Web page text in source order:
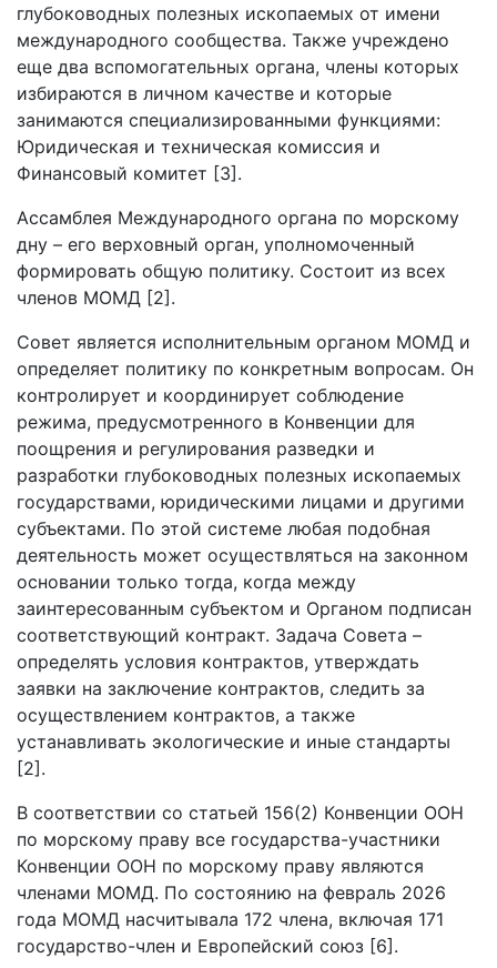
глубоководных полезных ископаемых от имени
международного сообщества. Также учреждено
еще два вспомогательных органа, члены которых
избираются в личном качестве и которые
занимаются специализированными функциями:
Юридическая и техническая комиссия и
Финансовый комитет [3].
Ассамблея Международного органа по морскому
дну – его верховный орган, уполномоченный
формировать общую политику. Состоит из всех
членов МОМД [2].
Совет является исполнительным органом МОМД и
определяет политику по конкретным вопросам. Он
контролирует и координирует соблюдение
режима, предусмотренного в Конвенции для
поощрения и регулирования разведки и
разработки глубоководных полезных ископаемых
государствами, юридическими лицами и другими
субъектами. По этой системе любая подобная
деятельность может осуществляться на законном
основании только тогда, когда между
заинтересованным субъектом и Органом подписан
соответствующий контракт. Задача Совета –
определять условия контрактов, утверждать
заявки на заключение контрактов, следить за
осуществлением контрактов, а также
устанавливать экологические и иные стандарты
[2].
В соответствии со статьей 156(2) Конвенции ООН
по морскому праву все государства-участники
Конвенции ООН по морскому праву являются
членами МОМД. По состоянию на февраль 2026
года МОМД насчитывала 172 члена, включая 171
государство-член и Европейский союз [6].